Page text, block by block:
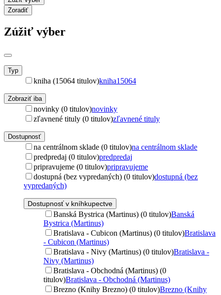
Zoradiť
Zúžiť výber
Typ
kniha (15064 titulov)kniha15064
Zobraziť iba
novinky (0 titulov)novinky
zľavnené tituly (0 titulov)zľavnené tituly
Dostupnosť
na centrálnom sklade (0 titulov)na centrálnom sklade
predpredaj (0 titulov)predpredaj
pripravujeme (0 titulov)pripravujeme
dostupná (bez vypredaných) (0 titulov)dostupná (bez
vypredaných)
Dostupnosť v kníhkupectve
Banská Bystrica (Martinus) (0 titulov)Banská
Bystrica (Martinus)
Bratislava - Cubicon (Martinus) (0 titulov)Bratislava
- Cubicon (Martinus)
Bratislava - Nivy (Martinus) (0 titulov)Bratislava -
Nivy (Martinus)
Bratislava - Obchodná (Martinus) (0
titulov)Bratislava - Obchodná (Martinus)
Brezno (Knihy Brezno) (0 titulov)Brezno (Knihy